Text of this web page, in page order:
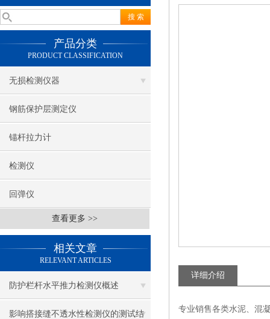
产品分类
PRODUCT CLASSIFICATION
无损检测仪器
钢筋保护层测定仪
锚杆拉力计
检测仪
回弹仪
查看更多 >>
相关文章
RELEVANT ARTICLES
防护栏杆水平推力检测仪概述
影响搭接缝不透水性检测仪的测试结
详细介绍
专业销售各类水泥、混